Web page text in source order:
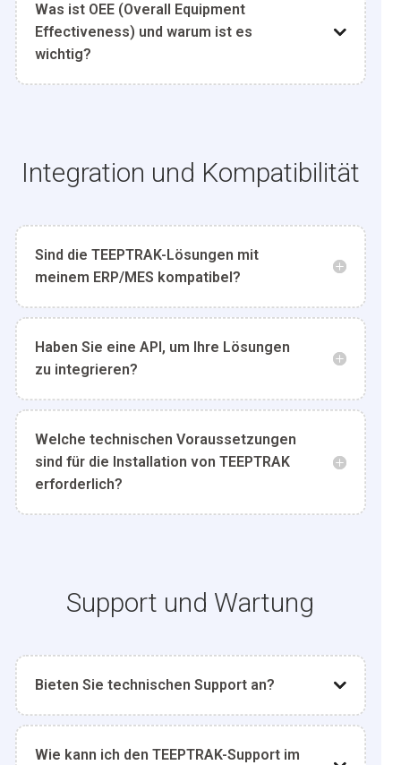
Was ist OEE (Overall Equipment
Effectiveness) und warum ist es
wichtig?
Integration und Kompatibilität
Sind die TEEPTRAK-Lösungen mit
meinem ERP/MES kompatibel?
Haben Sie eine API, um Ihre Lösungen
zu integrieren?
Welche technischen Voraussetzungen
sind für die Installation von TEEPTRAK
erforderlich?
Support und Wartung
Bieten Sie technischen Support an?
Wie kann ich den TEEPTRAK-Support im